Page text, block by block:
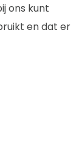
ons kunt
en dat er